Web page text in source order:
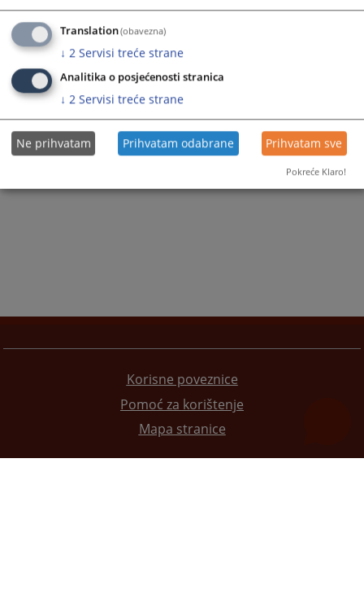
Korisne poveznice
Pomoć za korištenje
Mapa stranice
Translation(obavezna)
↓ 2 Servisi treće strane
Analitika o posjećenosti stranica
↓ 2 Servisi treće strane
Ne prihvatam Prihvatam odabrane Prihvatam sve
Pokreće Klaro!